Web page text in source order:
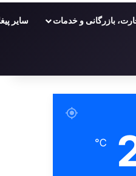
بازرگانی و خدمات سایر
℃